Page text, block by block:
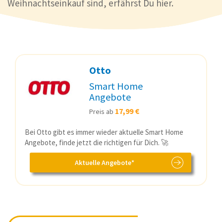
Weihnachtseinkauf sind, erfährst Du hier.
Otto
Smart Home
Angebote
Preis ab 17,99 €
Bei Otto gibt es immer wieder aktuelle Smart Home
Angebote, finde jetzt die richtigen für Dich. 🚀
Aktuelle Angebote*